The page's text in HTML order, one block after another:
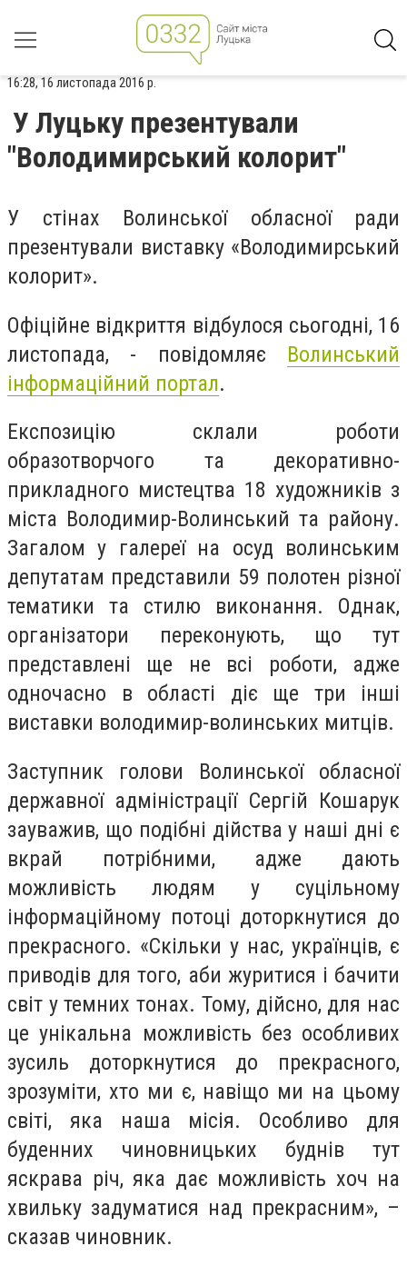
16:28, 16 листопада 2016 р.
У Луцьку презентували
"Володимирський колорит"
У стінах Волинської обласної ради
презентували виставку «Володимирський
колорит».
Офіційне відкриття відбулося сьогодні, 16
листопада, - повідомляє Волинський
інформаційний портал.
Експозицію склали роботи
образотворчого та декоративно-
прикладного мистецтва 18 художників з
міста Володимир-Волинський та району.
Загалом у галереї на осуд волинським
депутатам представили 59 полотен різної
тематики та стилю виконання. Однак,
організатори переконують, що тут
представлені ще не всі роботи, адже
одночасно в області діє ще три інші
виставки володимир-волинських митців.
Заступник голови Волинської обласної
державної адміністрації Сергій Кошарук
зауважив, що подібні дійства у наші дні є
вкрай потрібними, адже дають
можливість людям у суцільному
інформаційному потоці доторкнутися до
прекрасного. «Скільки у нас, українців, є
приводів для того, аби журитися і бачити
світ у темних тонах. Тому, дійсно, для нас
це унікальна можливість без особливих
зусиль доторкнутися до прекрасного,
зрозуміти, хто ми є, навіщо ми на цьому
світі, яка наша місія. Особливо для
буденних чиновницьких буднів тут
яскрава річ, яка дає можливість хоч на
хвильку задуматися над прекрасним», –
сказав чиновник.